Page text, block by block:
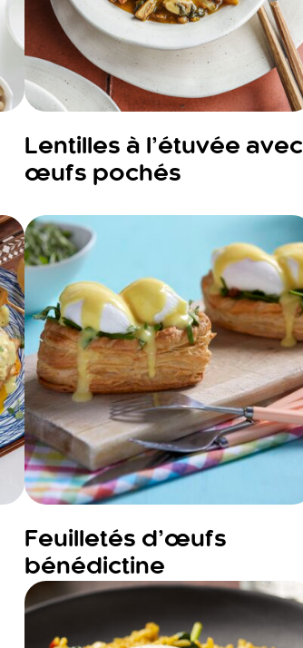
Lentilles à l’étuvée avec
œufs pochés
Feuilletés d’œufs
bénédictine